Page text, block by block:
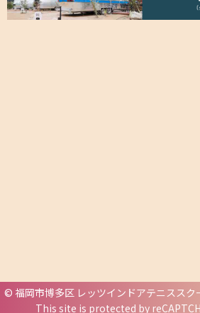
© 福岡市博多区 レッツインドアテニススク
This site is protected by